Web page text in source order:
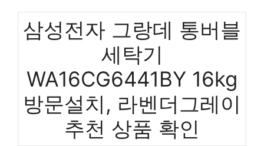
삼성전자 그랑데 통버블
세탁기
WA16CG6441BY 16kg
방문설치, 라벤더그레이
추천 상품 확인